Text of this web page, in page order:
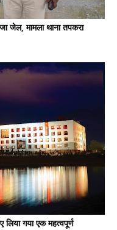
जेल, मामला थाना तपकरा
लिया गया एक महत्वपूर्ण